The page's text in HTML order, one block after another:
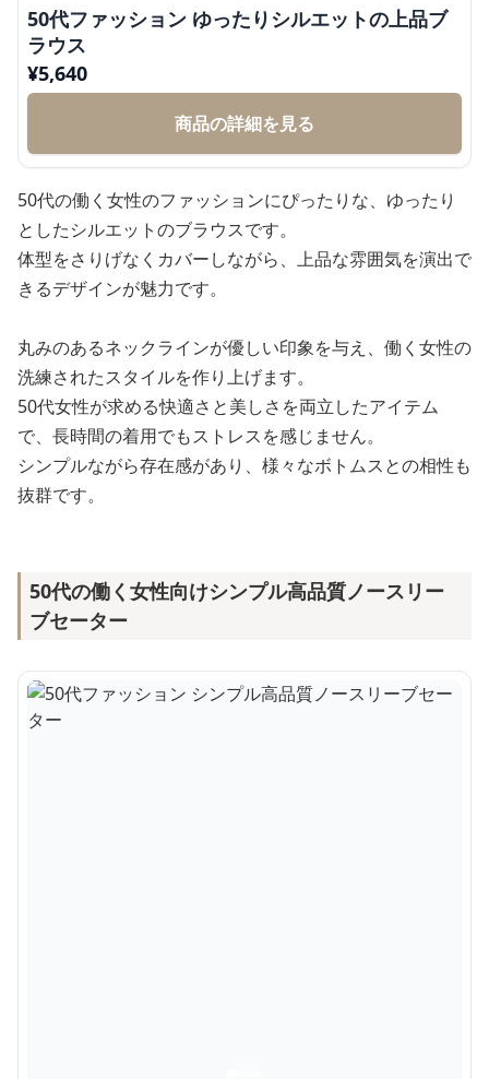
50代ファッション ゆったりシルエットの上品ブ
ラウス
¥5,640
商品の詳細を見る
50代の働く女性のファッションにぴったりな、ゆったり
としたシルエットのブラウスです。
体型をさりげなくカバーしながら、上品な雰囲気を演出で
きるデザインが魅力です。
丸みのあるネックラインが優しい印象を与え、働く女性の
洗練されたスタイルを作り上げます。
50代女性が求める快適さと美しさを両立したアイテム
で、長時間の着用でもストレスを感じません。
シンプルながら存在感があり、様々なボトムスとの相性も
抜群です。
50代の働く女性向けシンプル高品質ノースリー
ブセーター